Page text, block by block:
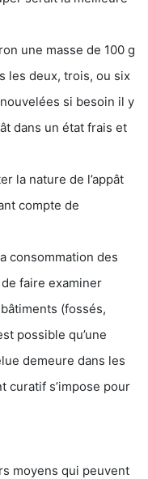
une masse de 100 g
les deux, trois, ou six
si besoin il y
dans un état frais et
la nature de l’appât
compte de
consommation des
faire examiner
(fossés,
possible qu’une
demeure dans les
curatif s’impose pour
moyens qui peuvent